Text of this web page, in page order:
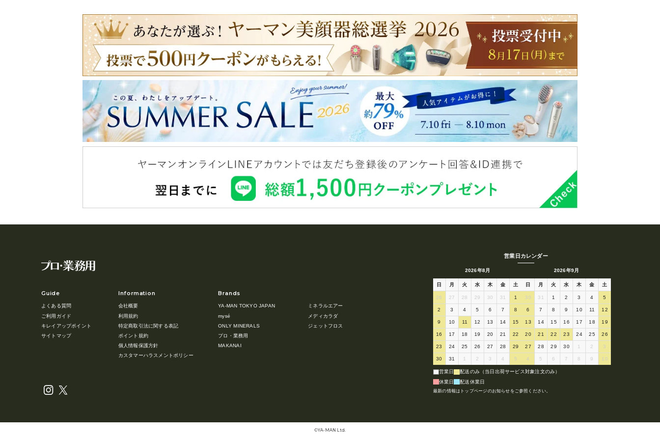
Guide
よくある質問
ご利用ガイド
キレイアップポイント
サイトマップ
Information
会社概要
利用規約
特定商取引法に関する表記
ポイント規約
個人情報保護方針
カスタマーハラスメントポリシー
Brands
YA-MAN TOKYO JAPAN
mysé
ONLY MINERALS
プロ・業務用
MAKANAI
ミネラルエアー
メディカラダ
ジェットフロス
営業日カレンダー
2026年8月
日 月 火 水 木 金 土
26 27 28 29 30 31 1
2 3 4 5 6 7 8
9 10 11 12 13 14 15
16 17 18 19 20 21 22
23 24 25 26 27 28 29
30 31 1 2 3 4 5
2026年9月
日 月 火 水 木 金 土
30 31 1 2 3 4 5
6 7 8 9 10 11 12
13 14 15 16 17 18 19
20 21 22 23 24 25 26
27 28 29 30 1 2 3
4 5 6 7 8 9 10
営業日
配送のみ（当日出荷サービス対象注文のみ）
休業日
配送休業日
最新の情報はトップページのお知らせをご参照ください。
©︎YA-MAN Ltd.